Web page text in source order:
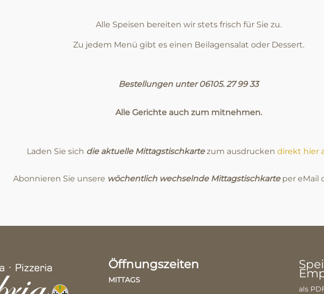
Alle Speisen bereiten wir stets frisch für Sie zu.
Zu jedem Menü gibt es einen Beilagensalat oder Dessert.
Bestellungen unter 06105. 27 99 33
Alle Gerichte auch zum mitnehmen.
Laden Sie sich die aktuelle Mittagstischkartezum ausdrucken direkt hier
Abonnieren Sie unsere wöchentlich wechselnde Mittagstischkarteper eMail
Öffnungszeiten
MITTAGS
als